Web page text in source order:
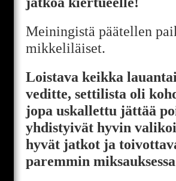
Meiningistä päätellen
mikkeliläiset.
Loistava keikka
veditte, settilista oli
jopa uskallettu jättää
yhdistyivät hyvin
hyvät jatkot ja
paremmin